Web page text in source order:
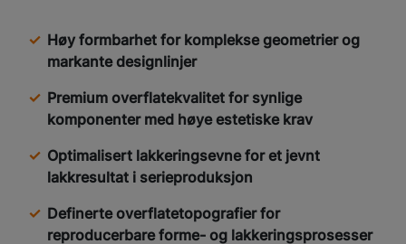
Høy formbarhet for komplekse geometrier og
markante designlinjer
Premium overflatekvalitet for synlige
komponenter med høye estetiske krav
Optimalisert lakkeringsevne for et jevnt
lakkresultat i serieproduksjon
Definerte overflatetopografier for
reproducerbare forme- og lakkeringsprosesser